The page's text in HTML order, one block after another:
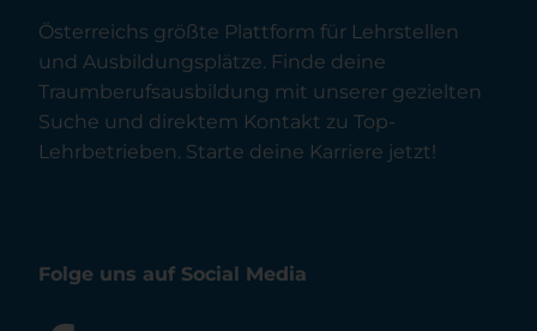
Österreichs größte Plattform für Lehrstellen
und Ausbildungsplätze. Finde deine
Traumberufsausbildung mit unserer gezielten
Suche und direktem Kontakt zu Top-
Lehrbetrieben. Starte deine Karriere jetzt!
Folge uns auf Social Media